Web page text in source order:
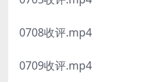
0708收评.mp4
0709收评.mp4